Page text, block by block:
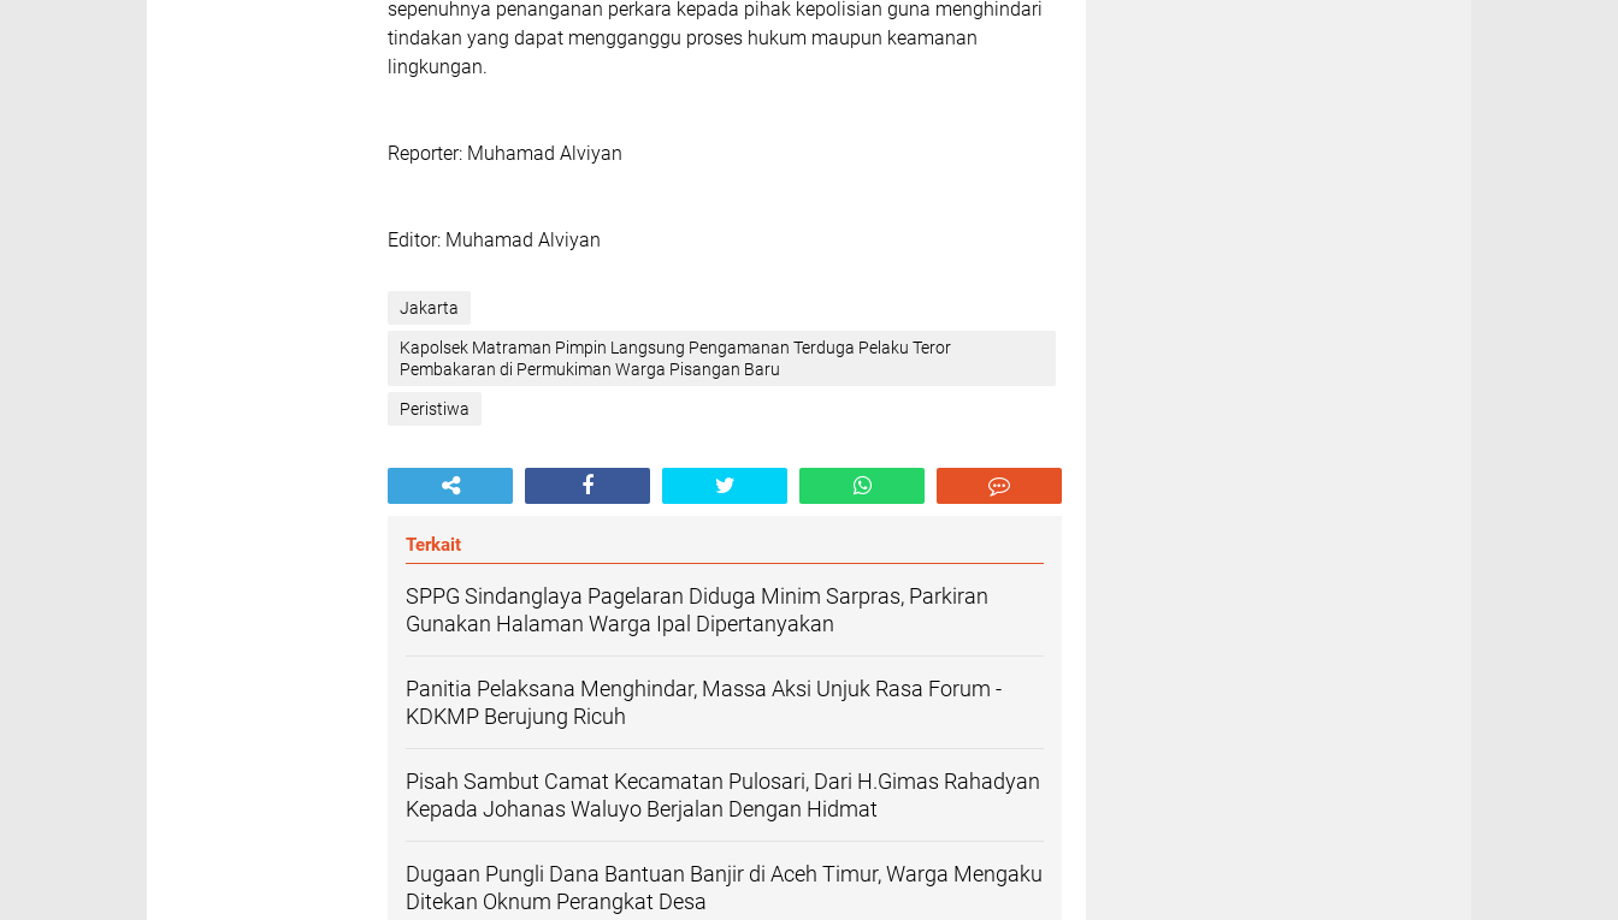
sepenuhnya penanganan perkara kepada pihak kepolisian guna menghindari
tindakan yang dapat mengganggu proses hukum maupun keamanan
lingkungan.
‎Reporter: Muhamad Alviyan
‎Editor: Muhamad Alviyan
Jakarta
‎Kapolsek Matraman Pimpin Langsung Pengamanan Terduga Pelaku Teror
Pembakaran di Permukiman Warga Pisangan Baru‎
Peristiwa
Terkait
SPPG Sindanglaya Pagelaran Diduga Minim Sarpras, Parkiran
Gunakan Halaman Warga Ipal Dipertanyakan
Panitia Pelaksana Menghindar, Massa Aksi Unjuk Rasa Forum -
KDKMP Berujung Ricuh
Pisah Sambut Camat Kecamatan Pulosari, Dari H.Gimas Rahadyan
Kepada Johanas Waluyo Berjalan Dengan Hidmat
‎Dugaan Pungli Dana Bantuan Banjir di Aceh Timur, Warga Mengaku
Ditekan Oknum Perangkat Desa